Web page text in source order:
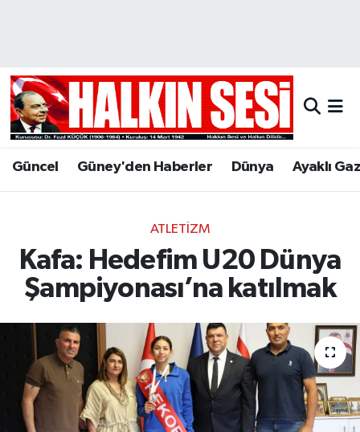
Güncel Güney'den Haberler Dünya Ayaklı
ATLETIZM
Kafa: Hedefim U20 Dünya
Şampiyonası’na katılmak
Hava Durumu
Trafik Durumu
Son Dakika Haberleri
Haber Arşivi